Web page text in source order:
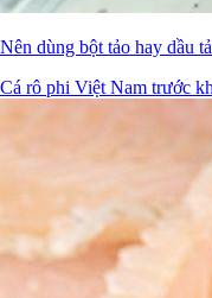
Nên dùng bột tảo hay dầu
Cá rô phi Việt Nam trước